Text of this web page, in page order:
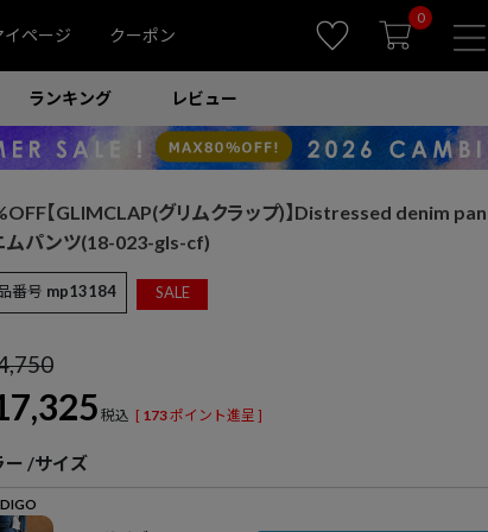
イページ クーポン
0
ランキング レビュー
【GLIMCLAP(グリムクラップ)】Distressed denim
ムパンツ(18-023-gls-cf)
番号 mp13184 SALE
税込 [ 173ポイント進呈 ]
ー サイズ